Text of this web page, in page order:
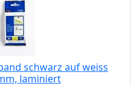
schwarz auf weiss
laminiert